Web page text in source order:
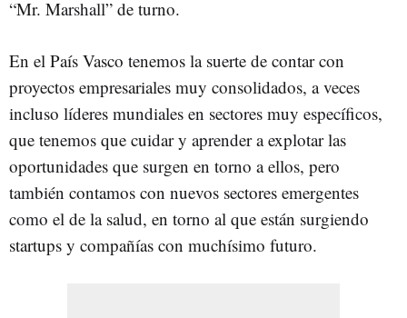
“Mr. Marshall” de turno.
En el País Vasco tenemos la suerte de contar con
proyectos empresariales muy consolidados, a veces
incluso líderes mundiales en sectores muy específicos,
que tenemos que cuidar y aprender a explotar las
oportunidades que surgen en torno a ellos, pero
también contamos con nuevos sectores emergentes
como el de la salud, en torno al que están surgiendo
startups y compañías con muchísimo futuro.